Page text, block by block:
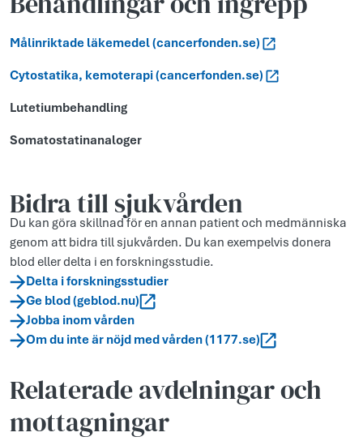
Målinriktade läkemedel (cancerfonden.se)
Cytost­atika, kemoterapi (canc­erfond­en.se)
Lutetiumb­ehandl­ing
Somatost­atinanaloger
Bidra till sjukvården
Du kan göra skillnad för en annan patient och medmänniska
genom att bidra till sjukvården. Du kan exempelvis donera
blod eller delta i en forskningsstudie.
Delta i forskningsstudier
Ge blod (geblod.nu)
Jobba inom vården
Om du inte är nöjd med vården (1177.se)
Relaterade avdelningar och
mottagningar